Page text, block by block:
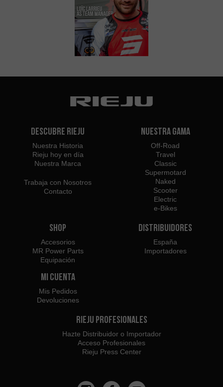
Descubre Rieju
Nuestra Historia
Rieju hoy en día
Nuestra Marca
Trabaja con Nosotros
Contacto
Nuestra Gama
Off-Road
Travel
Classic
Supermotard
Naked
Scooter
Electric
e-Bikes
Shop
Accesorios
MR Power Parts
Equipación
Mi Cuenta
Mis Pedidos
Devoluciones
Distribuidores
España
Importadores
Rieju Profesionales
Hazte Distribuidor o Importador
Acceso Profesionales
Rieju Press Center